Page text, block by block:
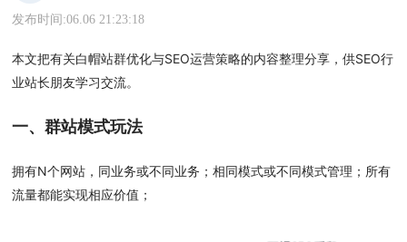
发布时间:06.06 21:23:18
本文把有关白帽站群优化与SEO运营策略的内容整理分享，供SEO行
业站长朋友学习交流。
一、 群站模式玩法
拥有N个网站，同业务或不同业务；相同模式或不同模式管理；所有
流量都能实现相应价值；